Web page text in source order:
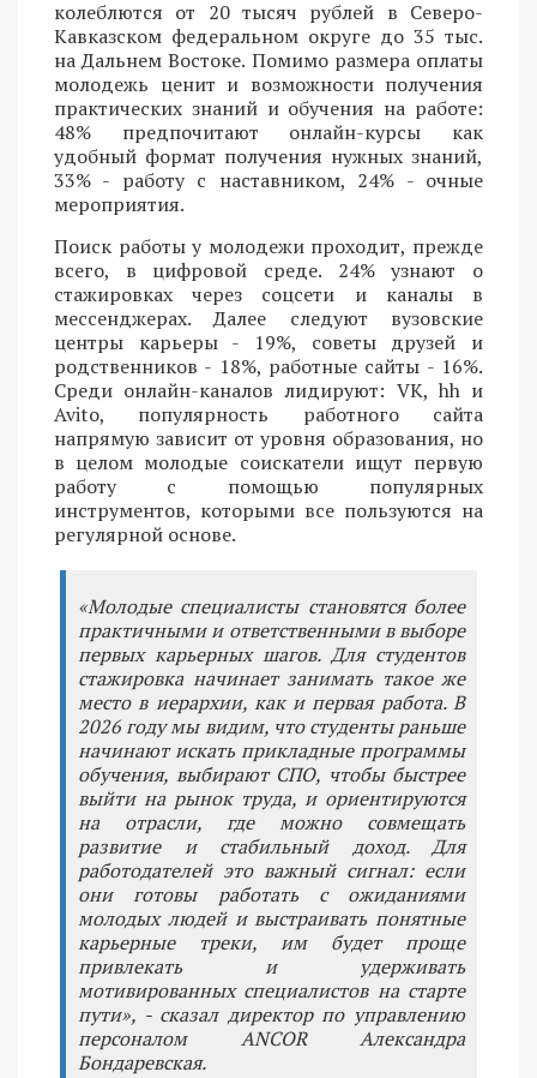
колеблются от 20 тысяч рублей в Северо-
Кавказском федеральном округе до 35 тыс.
на Дальнем Востоке. Помимо размера оплаты
молодежь ценит и возможности получения
практических знаний и обучения на работе:
48% предпочитают онлайн-курсы как
удобный формат получения нужных знаний,
33% - работу с наставником, 24% - очные
мероприятия.
Поиск работы у молодежи проходит, прежде
всего, в цифровой среде. 24% узнают о
стажировках через соцсети и каналы в
мессенджерах. Далее следуют вузовские
центры карьеры - 19%, советы друзей и
родственников - 18%, работные сайты - 16%.
Среди онлайн-каналов лидируют: VK, hh и
Avito, популярность работного сайта
напрямую зависит от уровня образования, но
в целом молодые соискатели ищут первую
работу с помощью популярных
инструментов, которыми все пользуются на
регулярной основе.
«Молодые специалисты становятся более
практичными и ответственными в выборе
первых карьерных шагов. Для студентов
стажировка начинает занимать такое же
место в иерархии, как и первая работа. В
2026 году мы видим, что студенты раньше
начинают искать прикладные программы
обучения, выбирают СПО, чтобы быстрее
выйти на рынок труда, и ориентируются
на отрасли, где можно совмещать
развитие и стабильный доход. Для
работодателей это важный сигнал: если
они готовы работать с ожиданиями
молодых людей и выстраивать понятные
карьерные треки, им будет проще
привлекать и удерживать
мотивированных специалистов на старте
пути», - сказал директор по управлению
персоналом ANCOR Александра
Бондаревская.